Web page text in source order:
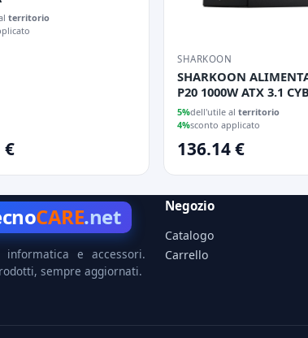
territorio
€
SHARKOON
SHARKOON
P20 1000W ATX 3.1
GOLD
5%dell'utile alterritorio
4%sconto applicato
136.14 €
CARE.net
informatica e accessori.
sempre aggiornati.
Negozio
Catalogo
Carrello